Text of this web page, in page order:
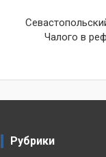
Чалого в
Рубрики